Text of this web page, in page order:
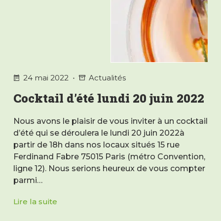
24 mai 2022 Actualités
Cocktail d’été lundi 20 juin 2022
Nous avons le plaisir de vous inviter à un cocktail
d’été qui se déroulera le lundi 20 juin 2022à
partir de 18h dans nos locaux situés 15 rue
Ferdinand Fabre 75015 Paris (métro Convention,
ligne 12). Nous serions heureux de vous compter
parmi…
Lire la suite
Cocktail